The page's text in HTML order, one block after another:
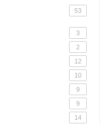
53
3
2
12
10
9
9
14